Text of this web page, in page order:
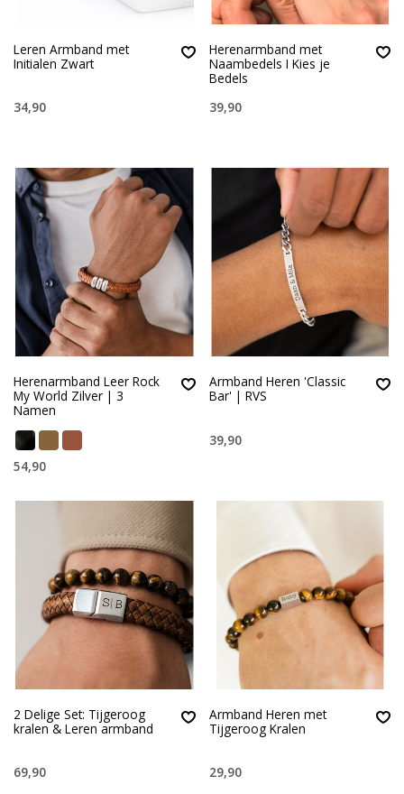
Leren Armband met
Initialen Zwart
34,90
Herenarmband met
Naambedels I Kies je
Bedels
39,90
Herenarmband Leer Rock
My World Zilver | 3
Namen
54,90
Armband Heren 'Classic
Bar' | RVS
39,90
2 Delige Set: Tijgeroog
kralen & Leren armband
69,90
Armband Heren met
Tijgeroog Kralen
29,90